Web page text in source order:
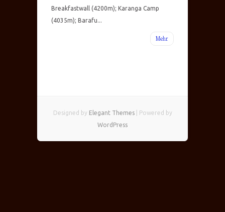
Breakfastwall (4200m); Karanga Camp
(4035m); Barafu...
Mehr
Designed by Elegant Themes| Powered by
WordPress